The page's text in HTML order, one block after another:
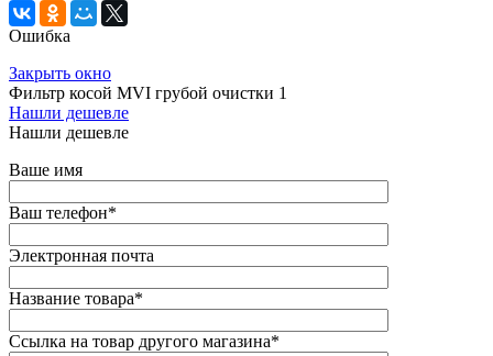
Ошибка
Закрыть окно
Фильтр косой MVI грубой очистки 1
Нашли дешевле
Нашли дешевле
Ваше имя
Ваш телефон*
Электронная почта
Название товара*
Ссылка на товар другого магазина*